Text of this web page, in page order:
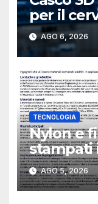
per il
l’OPM-
AGO 6, 2026
TECNOLOGIA
Nylon e
stampati
dal
AGO 5, 2026